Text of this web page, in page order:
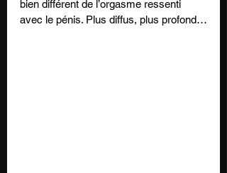
bien différent de l’orgasme ressenti
avec le pénis. Plus diffus, plus profond…